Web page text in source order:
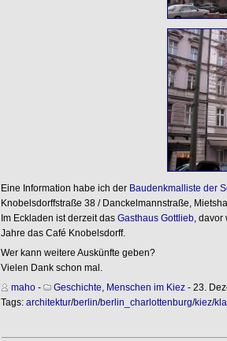
Eine Information habe ich der Baudenkmalliste der
Knobelsdorffstraße 38 / Danckelmannstraße,
Im Eckladen ist derzeit das Gasthaus Gottlieb, davor
Jahre das Café Knobelsdorff.
Wer kann weitere Auskünfte geben?
Vielen Dank schon mal.
maho- Geschichte Menschen im Kiez- 23.
Tags: architektur/berlin/berlin_charlottenburg/kiez/